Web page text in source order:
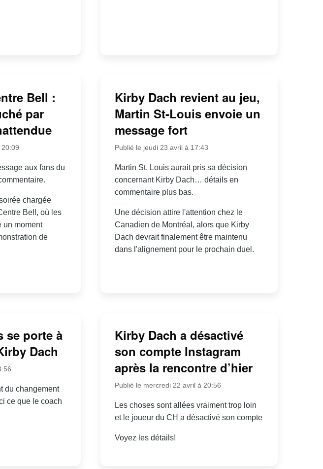
Bell :
par
aux fans du
chargée
Bell, où les
un moment
de
Kirby Dach revient au jeu,
Martin St-Louis envoie un
message fort
Publié le jeudi 23 avril à 17:43
Martin St. Louis aurait pris sa décision
concernant Kirby Dach… détails en
commentaire plus bas.
Une décision attire l'attention chez le
Canadien de Montréal, alors que Kirby
Dach devrait finalement être maintenu
dans l'alignement pour le prochain duel.
se porte à
Dach
du changement
ce que le coach
Kirby Dach a désactivé
son compte Instagram
après la rencontre d’hier
Publié le mercredi 22 avril à 20:56
Les choses sont allées vraiment trop loin
et le joueur du CH a désactivé son compte
Voyez les détails!